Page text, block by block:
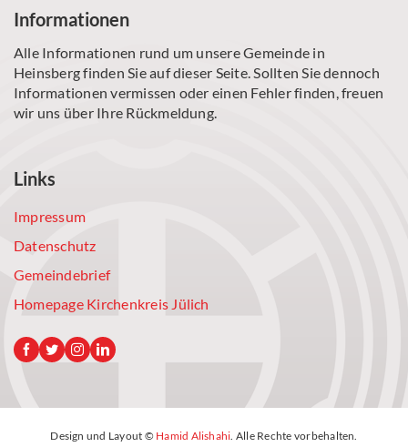
Informationen
Alle Informationen rund um unsere Gemeinde in
Heinsberg finden Sie auf dieser Seite. Sollten Sie dennoch
Informationen vermissen oder einen Fehler finden, freuen
wir uns über Ihre Rückmeldung.
Links
Impressum
Datenschutz
Gemeindebrief
Homepage Kirchenkreis Jülich
Design und Layout © Hamid Alishahi. Alle Rechte vorbehalten.